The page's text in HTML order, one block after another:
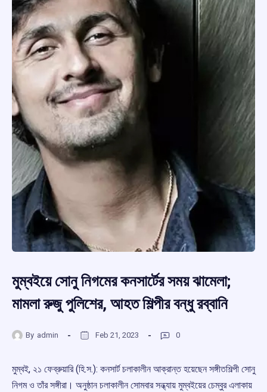
মুম্বইয়ে সোনু নিগমের কনসার্টের সময় ঝামেলা;
মামলা রুজু পুলিশের, আহত শিল্পীর বন্ধু রব্বানি
By admin Feb 21, 2023 0
মুম্বই, ২১ ফেব্রুয়ারি (হি.স.): কনসার্ট চলাকালীন আক্রান্ত হয়েছেন সঙ্গীতশিল্পী সোনু
নিগম ও তাঁর সঙ্গীরা। অনুষ্ঠান চলাকালীন সোমবার সন্ধ্যায় মুম্বইয়ের চেম্বুর এলাকায়